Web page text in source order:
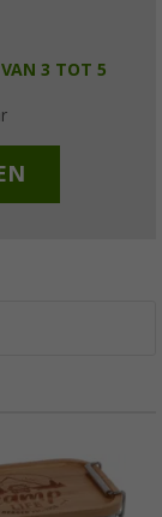
VAN 3 TOT 5